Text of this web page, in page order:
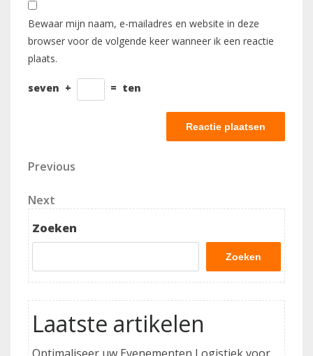
Bewaar mijn naam, e-mailadres en website in deze
browser voor de volgende keer wanneer ik een reactie
plaats.
seven + = ten
Berichtnavigatie
Previous
Previous
Next
Post
Next
Zoeken
Zoeken
Laatste artikelen